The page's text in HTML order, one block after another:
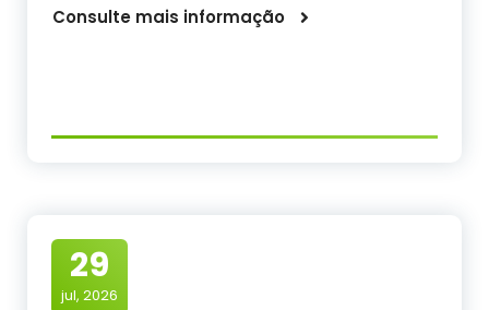
Consulte mais informação
29
jul, 2026